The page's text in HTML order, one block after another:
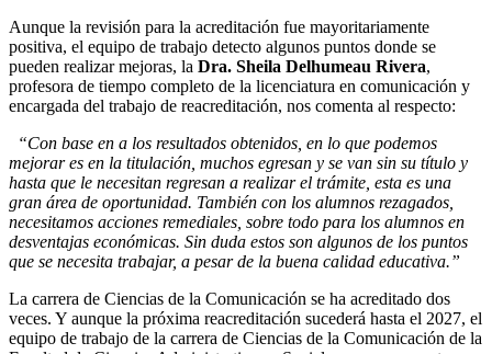
Aunque la revisión para la acreditación fue mayoritariamente
positiva, el equipo de trabajo detecto algunos puntos donde se
pueden realizar mejoras, la Dra. Sheila Delhumeau Rivera,
profesora de tiempo completo de la licenciatura en comunicación y
encargada del trabajo de reacreditación, nos comenta al respecto:
“Con base en a los resultados obtenidos, en lo que podemos
mejorar es en la titulación, muchos egresan y se van sin su título y
hasta que le necesitan regresan a realizar el trámite, esta es una
gran área de oportunidad. También con los alumnos rezagados,
necesitamos acciones remediales, sobre todo para los alumnos en
desventajas económicas. Sin duda estos son algunos de los puntos
que se necesita trabajar, a pesar de la buena calidad educativa.”
La carrera de Ciencias de la Comunicación se ha acreditado dos
veces. Y aunque la próxima reacreditación sucederá hasta el 2027, el
equipo de trabajo de la carrera de Ciencias de la Comunicación de la